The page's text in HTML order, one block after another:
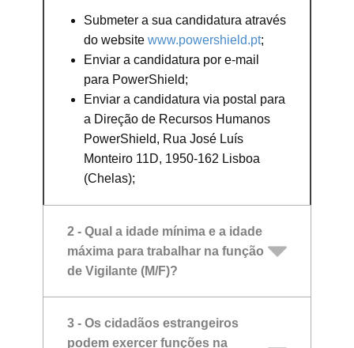
Submeter a sua candidatura através
do website www.powershield.pt;
Enviar a candidatura por e-mail
para PowerShield;
Enviar a candidatura via postal para
a Direção de Recursos Humanos
PowerShield, Rua José Luís
Monteiro 11D, 1950-162 Lisboa
(Chelas);
2 - Qual a idade mínima e a idade
máxima para trabalhar na função
de Vigilante (M/F)?
3 - Os cidadãos estrangeiros
podem exercer funções na